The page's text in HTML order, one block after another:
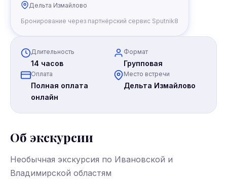
Длительность
14 часов
Формат
Групповая
Оплата
Полная оплата
онлайн
Место встречи
Дельта Измайлово
Об экскурсии
Необычная экскурсия по Ивановской и
Владимирской областям
Дельта Измайлово
Бронирование через партнёрский сервис Sputnik8